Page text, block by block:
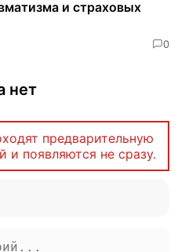
и страховых
0
нет
предварительную
появляются не сразу.